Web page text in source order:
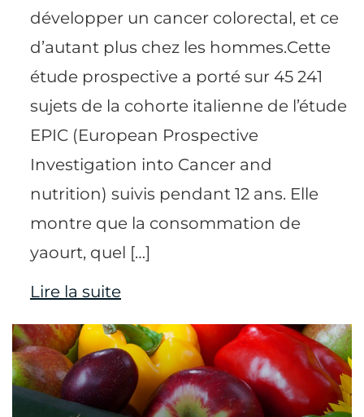
développer un cancer colorectal, et ce
d’autant plus chez les hommes.Cette
étude prospective a porté sur 45 241
sujets de la cohorte italienne de l’étude
EPIC (European Prospective
Investigation into Cancer and
nutrition) suivis pendant 12 ans. Elle
montre que la consommation de
yaourt, quel […]
Lire la suite